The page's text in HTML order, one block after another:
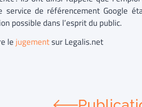
service de référencement Google
possible dans l’esprit du public.
le jugementsur Legalis.net